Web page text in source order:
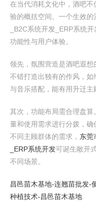
在当代消耗文化中，酒吧
验的概括空间。一个生效
_B2C系统开发_ERP系统
功能性与用户体验。
领先，氛围营造是酒吧遐想
不错打造出独有的作风，
与音乐搭配，能有用升迁主
其次，功能布局需合理盘
量和使用需求进行分拨，确
不同主顾群体的需求， 东莞
_ERP系统开发可诞生敞开
不同场景。
昌邑苗木基地-连翘苗批发-
种植技术-昌邑苗木基地